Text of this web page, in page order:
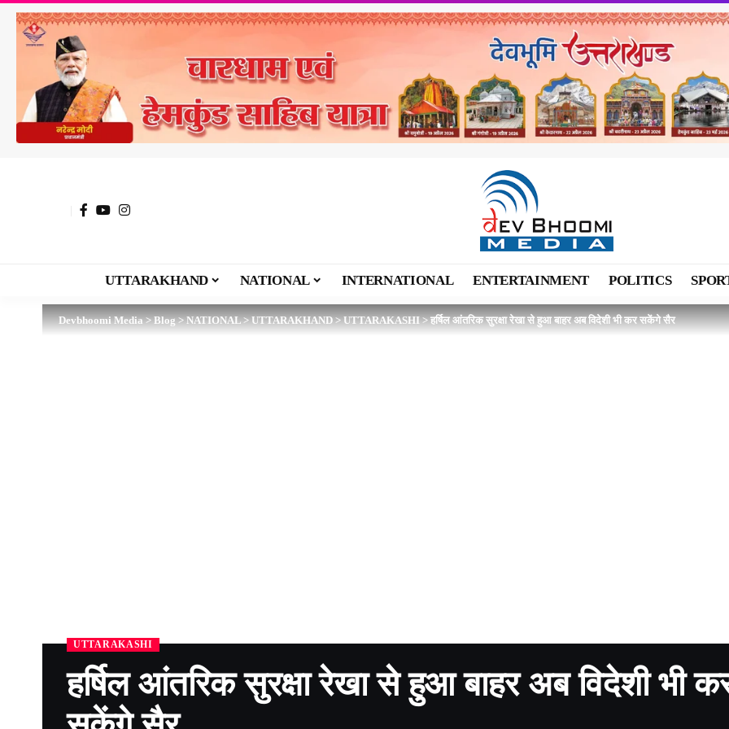
UTTARAKHAND NATIONAL INTERNATIONAL ENTERTAINMENT POLITICS
Devbhoomi Media>Blog>NATIONAL>UTTARAKHAND>UTTARAKASHI>हर्षिल आंतरिक सुरक्षा रेखा से हुआ बाहर अब विदेशी भी कर सकेंगे सैर
UTTARAKASHI
हर्षिल आंतरिक सुरक्षा रेखा से हुआ बाहर अब विदेशी भी